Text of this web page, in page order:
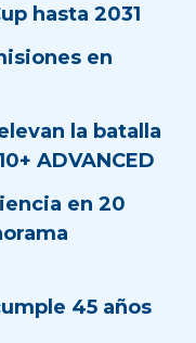
hasta 2031
en
la batalla
ADVANCED
en 20
45 años